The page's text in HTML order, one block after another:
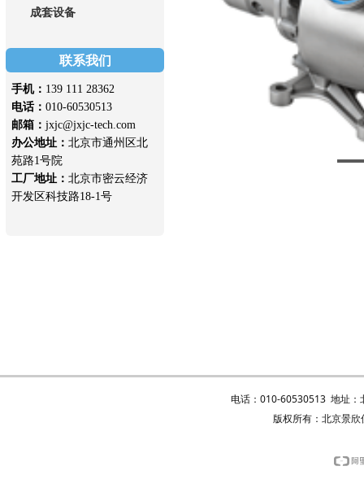
联系我们
成套设备
手机： 139 111 28362
电话： 010-60530513
邮箱： jxjc@jxjc-tech.com
办公地址： 北京市通州区北
苑路1号院
工厂地址： 北京市密云经济
开发区科技路18-1号
电话：010-60530513 地址：
版权所有：北京景